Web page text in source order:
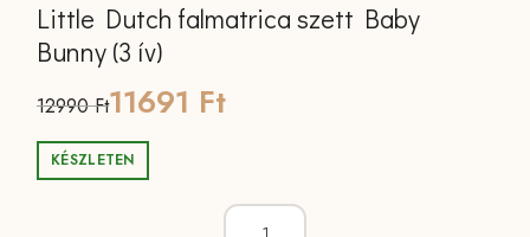
Little Dutch falmatrica szett Baby
Bunny (3 ív)
12990Ft
Original
price
11691 Ft
Current
price
KÉSZLETEN
Little Dutch falmatrica szett Baby